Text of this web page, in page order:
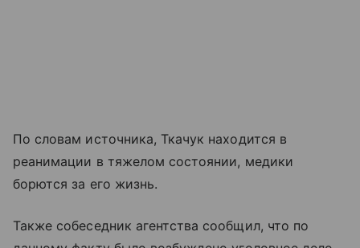
По словам источника, Ткачук находится в
реанимации в тяжелом состоянии, медики
борются за его жизнь.
Также собеседник агентства сообщил, что по